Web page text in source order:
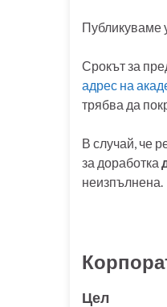
Публикуваме
Срокът за
адрес на
трябва да
В случай, че
за доработка
неизпълнена.
Цел